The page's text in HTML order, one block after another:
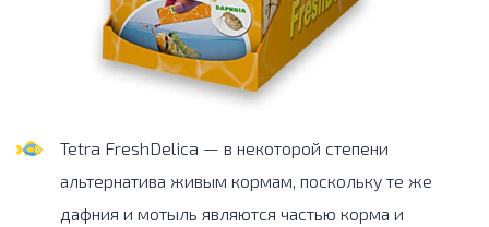
Tetra FreshDelica — в некоторой степени
альтернатива живым кормам, поскольку те же
дафния и мотыль являются частью корма и